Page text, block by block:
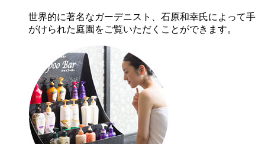
世界的に著名なガーデニスト、石原和幸氏によって手
がけられた庭園をご覧いただくことができます。